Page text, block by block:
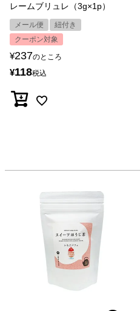
レームブリュレ（3g×1p）
メール便
紐付き
クーポン対象
¥237のところ
¥118税込